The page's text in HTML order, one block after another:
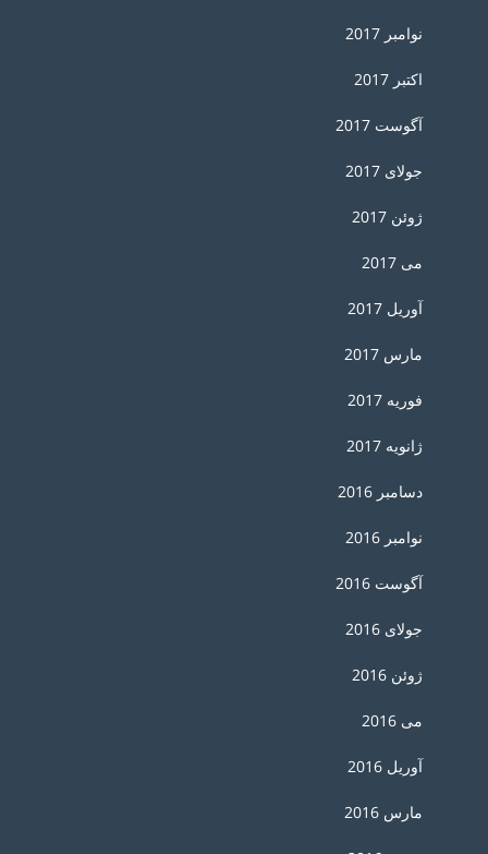
نوامبر 2017
اکتبر 2017
آگوست 2017
جولای 2017
ژوئن 2017
می 2017
آوریل 2017
مارس 2017
فوریه 2017
ژانویه 2017
دسامبر 2016
نوامبر 2016
آگوست 2016
جولای 2016
ژوئن 2016
می 2016
آوریل 2016
مارس 2016